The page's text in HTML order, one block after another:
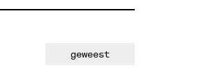
geweest